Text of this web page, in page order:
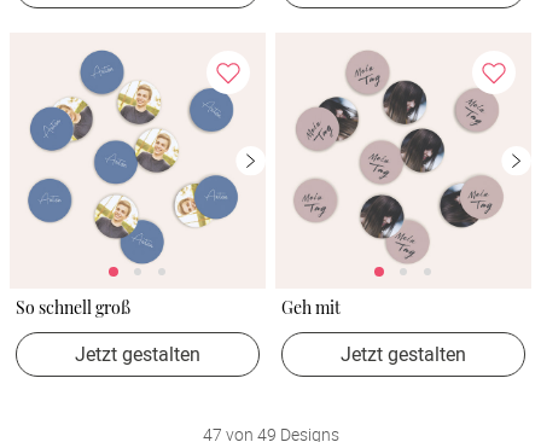
So schnell groß
Jetzt gestalten
Geh mit
Jetzt gestalten
47 von 49 Designs